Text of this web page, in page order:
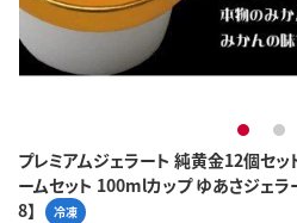
プレミアムジェラート 純黄金12個セ
ームセット 100mlカップ ゆあさジェ
8】
冷凍
1 2